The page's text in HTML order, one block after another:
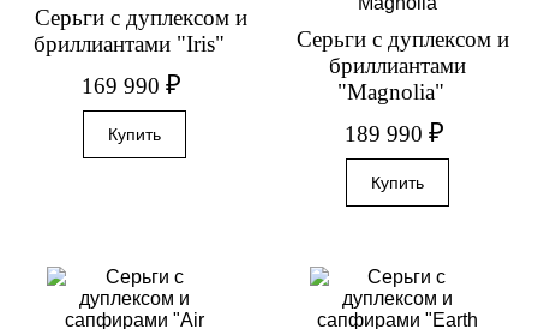
Серьги с дуплексом и
бриллиантами "Iris"
169 990₽
Серьги с дуплексом и
бриллиантами
"Magnolia"
189 990 ₽